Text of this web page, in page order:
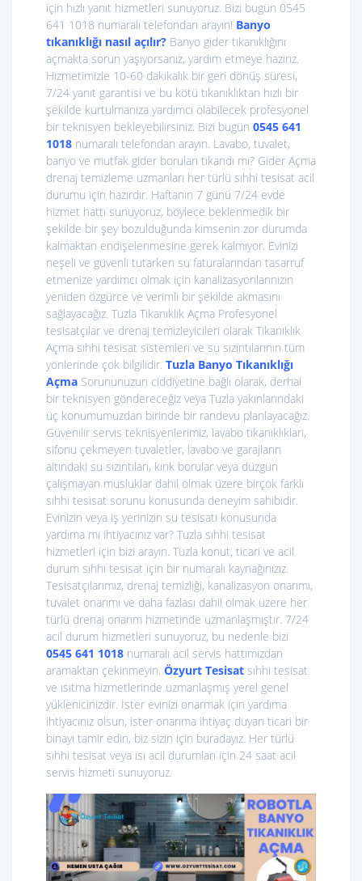
için hızlı yanıt hizmetleri sunuyoruz. Bizi bugün 0545
641 1018 numaralı telefondan arayın! Banyo
tıkanıklığı nasıl açılır? Banyo gider tıkanıklığını
açmakta sorun yaşıyorsanız, yardım etmeye hazırız.
Hizmetimizle 10-60 dakikalık bir geri dönüş süresi,
7/24 yanıt garantisi ve bu kötü tıkanıklıktan hızlı bir
şekilde kurtulmanıza yardımcı olabilecek profesyonel
bir teknisyen bekleyebilirsiniz. Bizi bugün 0545 641
1018 numaralı telefondan arayın. Lavabo, tuvalet,
banyo ve mutfak gider boruları tıkandı mı? Gider Açma
drenaj temizleme uzmanları her türlü sıhhi tesisat acil
durumu için hazırdır. Haftanın 7 günü 7/24 evde
hizmet hattı sunuyoruz, böylece beklenmedik bir
şekilde bir şey bozulduğunda kimsenin zor durumda
kalmaktan endişelenmesine gerek kalmıyor. Evinizi
neşeli ve güvenli tutarken su faturalarından tasarruf
etmenize yardımcı olmak için kanalizasyonlarınızın
yeniden özgürce ve verimli bir şekilde akmasını
sağlayacağız. Tuzla Tıkanıklık Açma Profesyonel
tesisatçılar ve drenaj temizleyicileri olarak Tıkanıklık
Açma sıhhi tesisat sistemleri ve su sızıntılarının tüm
yönlerinde çok bilgilidir. Tuzla Banyo Tıkanıklığı
Açma Sorununuzun ciddiyetine bağlı olarak, derhal
bir teknisyen göndereceğiz veya Tuzla yakınlarındaki
üç konumumuzdan birinde bir randevu planlayacağız.
Güvenilir servis teknisyenlerimiz, lavabo tıkanıklıkları,
sifonu çekmeyen tuvaletler, lavabo ve garajların
altındaki su sızıntıları, kırık borular veya düzgün
çalışmayan musluklar dahil olmak üzere birçok farklı
sıhhi tesisat sorunu konusunda deneyim sahibidir.
Evinizin veya iş yerinizin su tesisatı konusunda
yardıma mı ihtiyacınız var? Tuzla sıhhi tesisat
hizmetleri için bizi arayın. Tuzla konut, ticari ve acil
durum sıhhi tesisat için bir numaralı kaynağınızız.
Tesisatçılarımız, drenaj temizliği, kanalizasyon onarımı,
tuvalet onarımı ve daha fazlası dahil olmak üzere her
türlü drenaj onarım hizmetinde uzmanlaşmıştır. 7/24
acil durum hizmetleri sunuyoruz, bu nedenle bizi
0545 641 1018 numaralı acil servis hattımızdan
aramaktan çekinmeyin. Özyurt Tesisat sıhhi tesisat
ve ısıtma hizmetlerinde uzmanlaşmış yerel genel
yüklenicinizdir. İster evinizi onarmak için yardıma
ihtiyacınız olsun, ister onarıma ihtiyaç duyan ticari bir
binayı tamir edin, biz sizin için buradayız. Her türlü
sıhhi tesisat veya ısı acil durumları için 24 saat acil
servis hizmeti sunuyoruz.